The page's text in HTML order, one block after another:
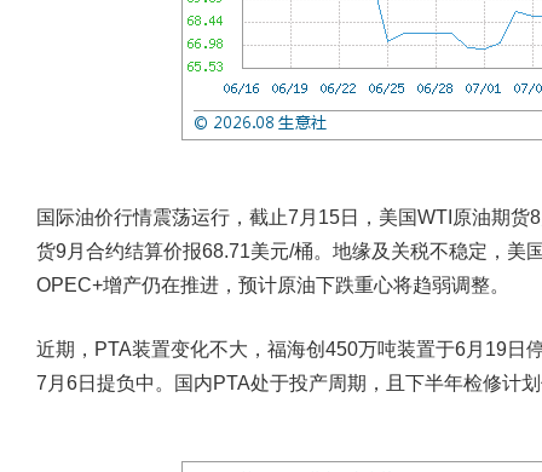
国际油价行情震荡运行，截止7月15日，美国WTI原油期
货9月合约结算价报68.71美元/桶。地缘及关税不稳定，美
OPEC+增产仍在推进，预计原油下跌重心将趋弱调整。
近期，PTA装置变化不大，福海创450万吨装置于6月19日
7月6日提负中。国内PTA处于投产周期，且下半年检修计